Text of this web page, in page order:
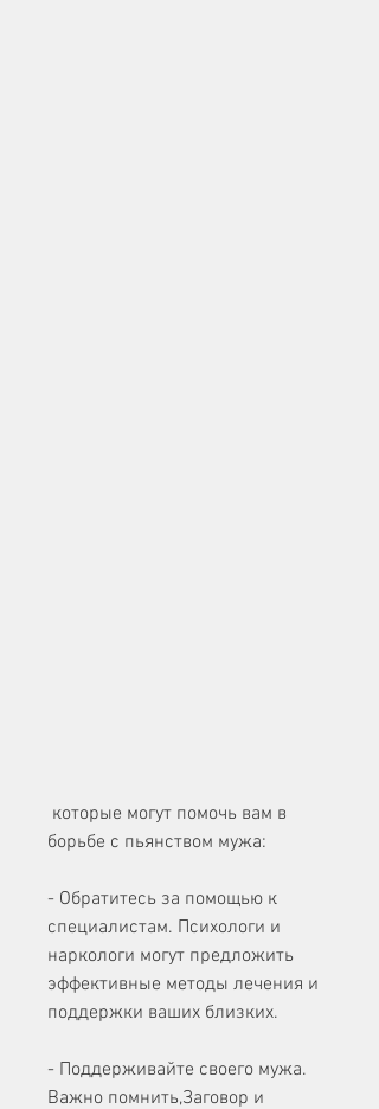
борьбе с пьянством мужа:
- Обратитесь за помощью к
специалистам. Психологи и
наркологи могут предложить
эффективные методы лечения и
поддержки ваших близких.
- Поддерживайте своего мужа.
Важно помнить,Заговор и